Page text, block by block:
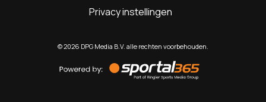
Privacy instellingen
©2026 DPG Media B.V. alle rechten voorbehouden.
by
Sportal365